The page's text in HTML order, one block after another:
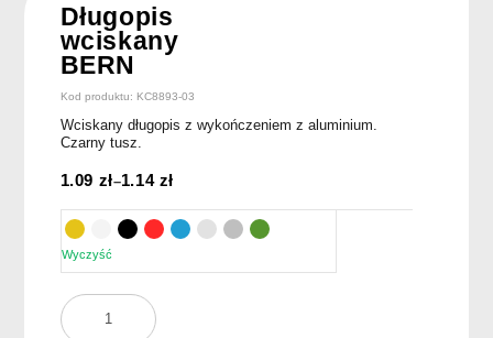
Długopis
wciskany
BERN
Kod produktu: KC8893-03
Wciskany długopis z wykończeniem z aluminium.
Czarny tusz.
1.09 zł–1.14 zł
Wyczyść
ilość
Długopis